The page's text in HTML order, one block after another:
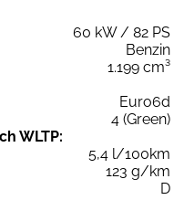
60 kW / 82 PS
Benzin
1.199 cm³
Euro6d
4 (Green)
WLTP:
5,4 l/100km
123 g/km
D